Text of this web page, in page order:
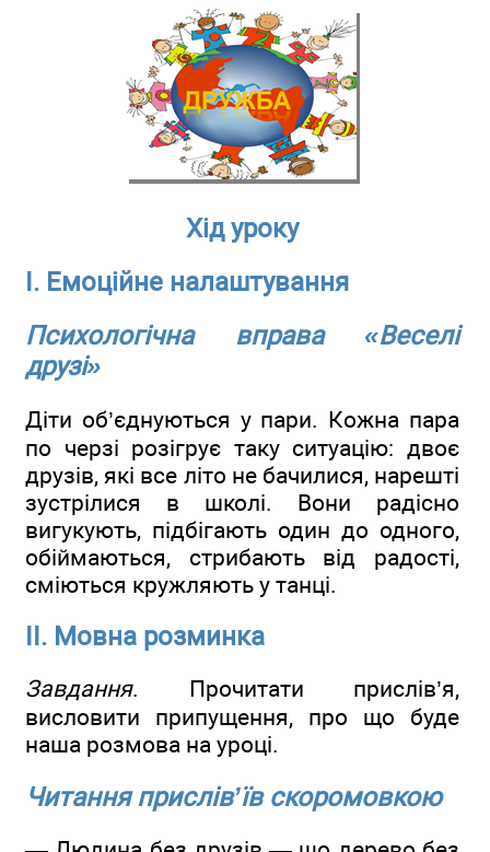
Хід уроку
І. Емоційне налаштування
Психологічна вправа «Веселі
друзі»
Діти об’єднуються у пари. Кожна пара
по черзі розігрує таку ситуацію: двоє
друзів, які все літо не бачилися, нарешті
зустрілися в школі. Вони радісно
вигукують, підбігають один до одного,
обіймаються, стрибають від радості,
сміються кружляють у танці.
ІІ. Мовна розминка
Завдання. Прочитати прислів’я,
висловити припущення, про що буде
наша розмова на уроці.
Читання прислів’їв скоромовкою